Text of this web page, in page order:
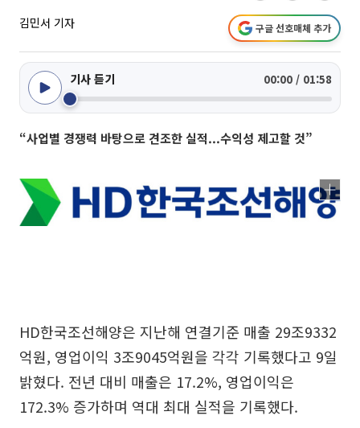
김민서 기자 구글 선호매체 추가
기사 듣기 00:00 / 01:58
“사업별 경쟁력 바탕으로 견조한 실적...수익성 제고할 것”
HD한국조선해양은 지난해 연결기준 매출 29조9332
억원, 영업이익 3조9045억원을 각각 기록했다고 9일
밝혔다. 전년 대비 매출은 17.2%, 영업이익은
172.3% 증가하며 역대 최대 실적을 기록했다.